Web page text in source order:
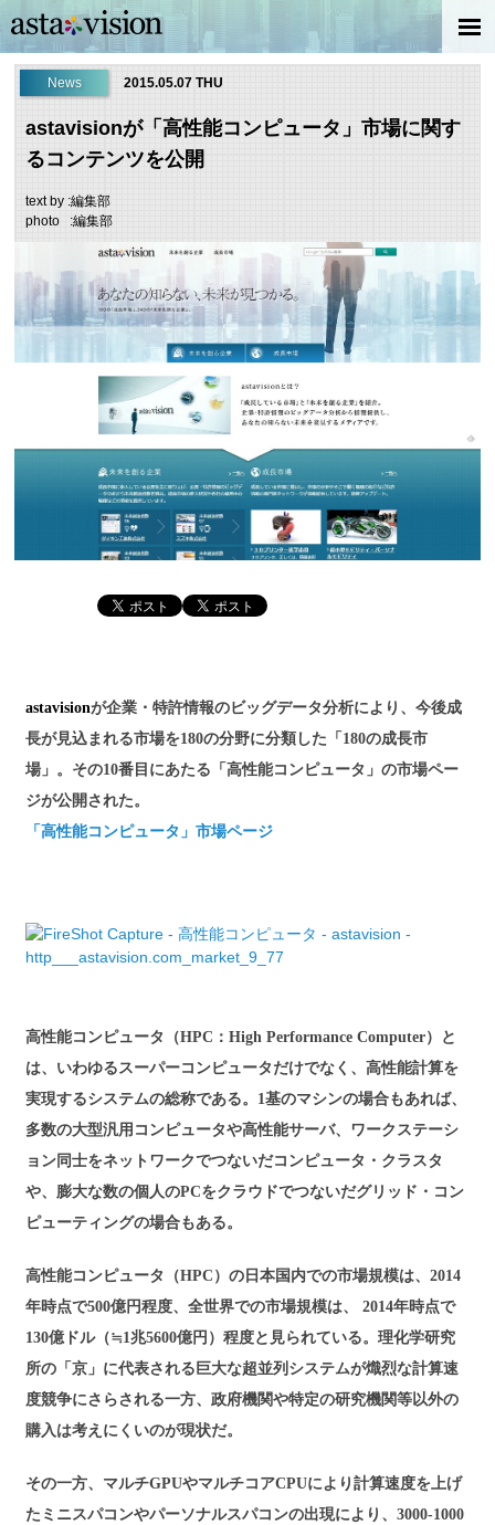
News 2015.05.07 THU
astavisionが「高性能コンピュータ」市場に関す
るコンテンツを公開
text by :編集部
photo :編集部
astavisionが企業・特許情報のビッグデータ分析により、今後成
長が見込まれる市場を180の分野に分類した「180の成長市
場」。その10番目にあたる「高性能コンピュータ」の市場ペー
ジが公開された。
「高性能コンピュータ」市場ページ
高性能コンピュータ（HPC：High Performance Computer）と
は、いわゆるスーパーコンピュータだけでなく、高性能計算を
実現するシステムの総称である。1基のマシンの場合もあれば、
多数の大型汎用コンピュータや高性能サーバ、ワークステーシ
ョン同士をネットワークでつないだコンピュータ・クラスタ
や、膨大な数の個人のPCをクラウドでつないだグリッド・コン
ピューティングの場合もある。
高性能コンピュータ（HPC）の日本国内での市場規模は、2014
年時点で500億円程度、全世界での市場規模は、 2014年時点で
130億ドル（≒1兆5600億円）程度と見られている。理化学研究
所の「京」に代表される巨大な超並列システムが熾烈な計算速
度競争にさらされる一方、政府機関や特定の研究機関等以外の
購入は考えにくいのが現状だ。
その一方、マルチGPUやマルチコアCPUにより計算速度を上げ
たミニスパコンやパーソナルスパコンの出現により、3000-1000